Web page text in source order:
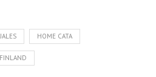
HOME CATA